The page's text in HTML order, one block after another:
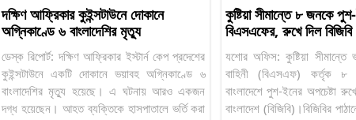
দক্ষিণ আফ্রিকার কুইন্সটাউনে দোকানে
অগ্নিকাণ্ডে ৬ বাংলাদেশির মৃত্যু
ডেস্ক রিপোর্ট: দক্ষিণ আফ্রিকার ইস্টার্ন কেপ প্রদেশের
কুইন্সটাউনে একটি দোকানে ভয়াবহ অগ্নিকাণ্ডে ৬
বাংলাদেশির মৃত্যু হয়েছে। এ ঘটনায় আরও একজন
দগ্ধ হয়েছেন। আহত ব্যক্তিকে হাসপাতালে ভর্তি করা
কুষ্টিয়া সীমান্তে ৮ জনকে পুশ-
বিএসএফের, রুখে দিল বিজিবি
যশোর অফিস: কুষ্টিয়া সীমান্তে
বাহিনী (বিএসএফ) কর্তৃক ৮
বাংলাদেশে পুশ-ইনের অপচেষ্টা
বাংলাদেশ (বিজিবি)।বিজিবির